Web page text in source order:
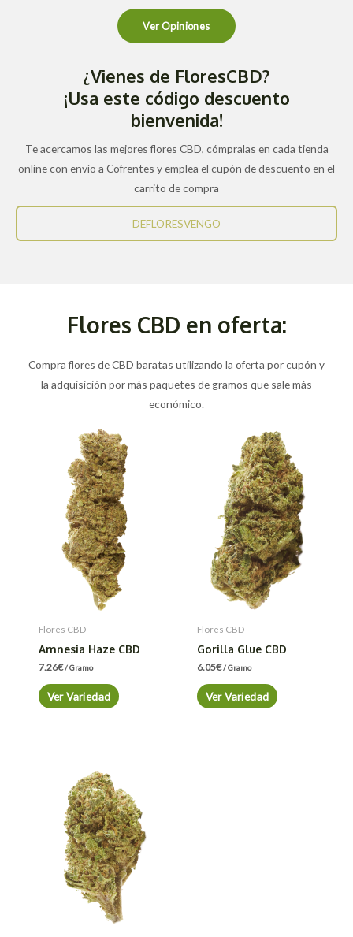
Ver Opiniones
¿Vienes de FloresCBD?
¡Usa este código descuento
bienvenida!
Te acercamos las mejores flores CBD, cómpralas en cada tienda
online con envío a Cofrentes y emplea el cupón de descuento en el
carrito de compra
DEFLORESVENGO
Flores CBD en oferta:
Compra flores de CBD baratas utilizando la oferta por cupón y
la adquisición por más paquetes de gramos que sale más
económico.
Flores CBD
Amnesia Haze CBD
7.26€/ Gramo
Ver Variedad
Flores CBD
Gorilla Glue CBD
6.05€/ Gramo
Ver Variedad